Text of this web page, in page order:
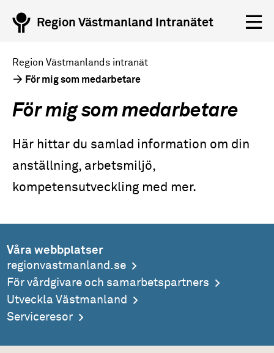
Region Västmanland Intranätet
Region Västmanlands intranät
För mig som medarbetare
För mig som medarbetare
Här hittar du samlad information om din
anställning, arbetsmiljö,
kompetensutveckling med mer.
Våra webbplatser
regionvastmanland.se
För vårdgivare och samarbetspartners
Utveckla Västmanland
Serviceresor